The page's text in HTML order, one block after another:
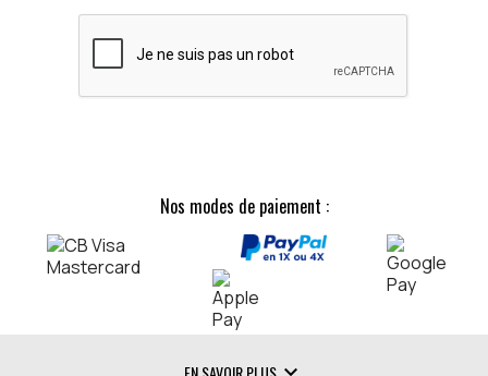
Nos modes de paiement :